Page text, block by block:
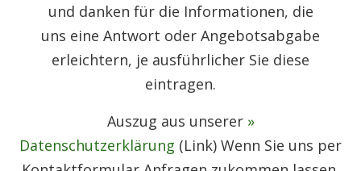
und danken für die Informationen, die
uns eine Antwort oder Angebotsabgabe
erleichtern, je ausführlicher Sie diese
eintragen.
Auszug aus unserer »
Datenschutzerklärung (Link) Wenn Sie uns per